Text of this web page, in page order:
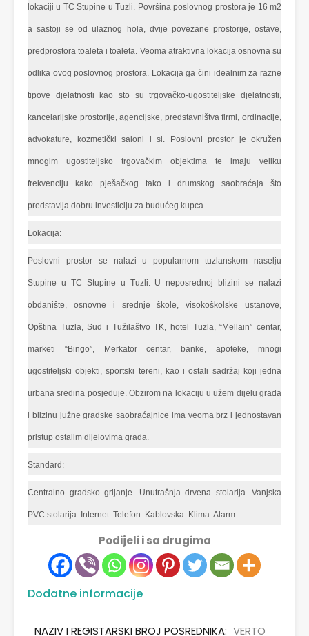
lokaciji u TC Stupine u Tuzli. Površina poslovnog prostora je 16 m2
a sastoji se od ulaznog hola, dvije povezane prostorije, ostave,
predprostora toaleta i toaleta. Veoma atraktivna lokacija osnovna su
odlika ovog poslovnog prostora. Lokacija ga čini idealnim za razne
tipove djelatnosti kao sto su trgovačko-ugostiteljske djelatnosti,
kancelarijske prostorije, agencijske, predstavništva firmi, ordinacije,
advokature, kozmetički saloni i sl. Poslovni prostor je okružen
mnogim ugostiteljsko trgovačkim objektima te imaju veliku
frekvenciju kako pješačkog tako i drumskog saobraćaja što
predstavlja dobru investiciju za budućeg kupca.
Lokacija:
Poslovni prostor se nalazi u popularnom tuzlanskom naselju
Stupine u TC Stupine u Tuzli. U neposrednoj blizini se nalazi
obdanište, osnovne i srednje škole, visokoškolske ustanove,
Opština Tuzla, Sud i Tužilaštvo TK, hotel Tuzla, “Mellain” centar,
marketi “Bingo”, Merkator centar, banke, apoteke, mnogi
ugostiteljski objekti, sportski tereni, kao i ostali sadržaj koji jedna
urbana sredina posjeduje. Obzirom na lokaciju u užem dijelu grada
i blizinu južne gradske saobraćajnice ima veoma brz i jednostavan
pristup ostalim dijelovima grada.
Standard:
Centralno gradsko grijanje. Unutrašnja drvena stolarija. Vanjska
PVC stolarija. Internet. Telefon. Kablovska. Klima. Alarm.
Podijeli i sa drugima
Dodatne informacije
NAZIV I REGISTARSKI BROJ POSREDNIKA: VERTO